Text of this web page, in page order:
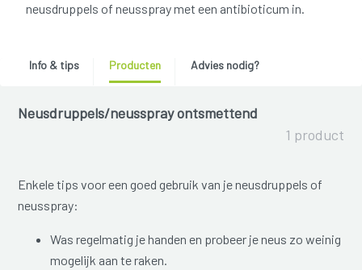
neusdruppels of neusspray met een antibioticum in.
Info & tips Producten Advies nodig?
Neusdruppels/neusspray ontsmettend
1 product
Enkele tips voor een goed gebruik van je neusdruppels of
neusspray:
Was regelmatig je handen en probeer je neus zo weinig
mogelijk aan te raken.